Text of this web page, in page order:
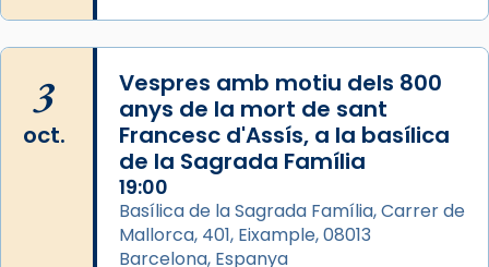
3
oct.
Vespres amb motiu dels 800
anys de la mort de sant
Francesc d'Assís, a la basílica
de la Sagrada Família
19:00
Basílica de la Sagrada Família, Carrer de
Mallorca, 401, Eixample, 08013
Barcelona, Espanya